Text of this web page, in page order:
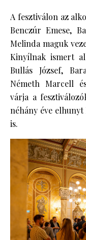
A fesztiválon az
Benczúr Emese,
Melinda maguk
Kinyílnak ismert
Bullás József,
Németh Marcell
várja a
néhány éve elhunyt
is.